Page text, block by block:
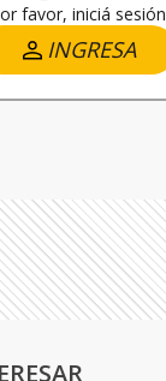
favor, iniciá sesión
INGRESA